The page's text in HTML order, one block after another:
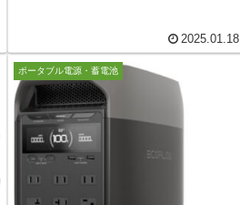
2025.01.18
ポータブル電源・蓄電池